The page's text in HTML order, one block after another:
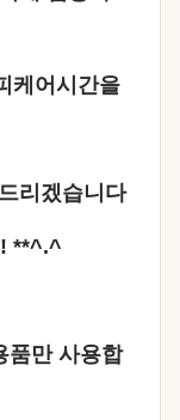
케어시간을
리겠습니다
**^.^
품만 사용합